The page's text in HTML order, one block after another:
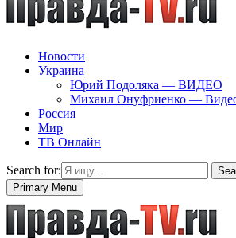
Новости
Украина
Юрий Подоляка — ВИДЕО
Михаил Онуфриенко —
Россия
Мир
ТВ Онлайн
Search for:
Primary Menu